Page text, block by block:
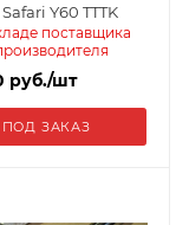
Y60 TTTK
поставщика
руб./шт
ПОД ЗАКАЗ